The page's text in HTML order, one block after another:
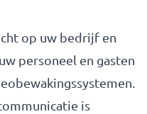
op uw bedrijf en
personeel en gasten
is